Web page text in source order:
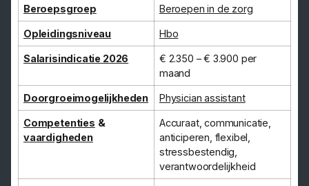
Beroepsgroep Beroepen in de zorg
Opleidingsniveau Hbo
Salarisindicatie 2026
€ 2.350 – € 3.900 per
maand
Doorgroeimogelijkheden Physician assistant
Competenties &
vaardigheden
Accuraat, communicatie,
anticiperen, flexibel,
stressbestendig,
verantwoordelijkheid